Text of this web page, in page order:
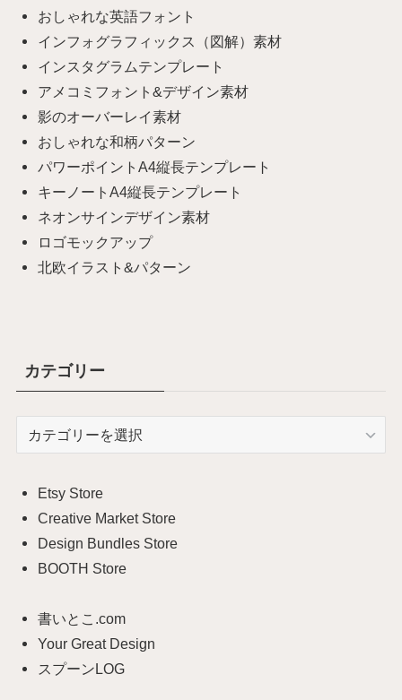
おしゃれな英語フォント
インフォグラフィックス（図解）素材
インスタグラムテンプレート
アメコミフォント&デザイン素材
影のオーバーレイ素材
おしゃれな和柄パターン
パワーポイントA4縦長テンプレート
キーノートA4縦長テンプレート
ネオンサインデザイン素材
ロゴモックアップ
北欧イラスト&パターン
カテゴリー
リ
ー
Etsy Store
Creative Market Store
Design Bundles Store
BOOTH Store
書いとこ.com
Your Great Design
スプーンLOG